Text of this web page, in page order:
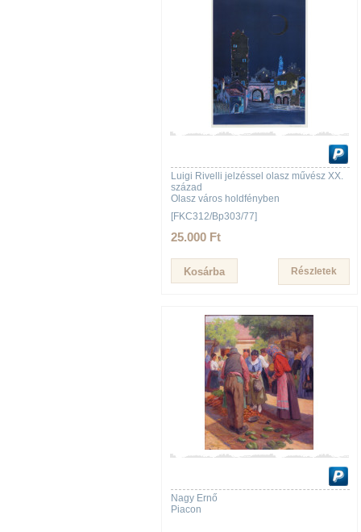
Luigi Rivelli jelzéssel olasz művész XX.
század
Olasz város holdfényben
[FKC312/Bp303/77]
25.000 Ft
Részletek
Nagy Ernő
Piacon